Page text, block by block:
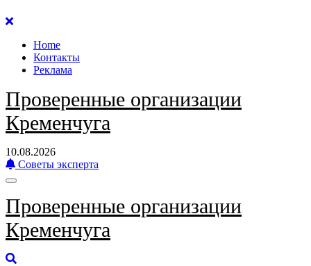
Перейти
содержанию
Home
Контакты
Реклама
Проверенные организации
Кременчуга
10.08.2026
Советы эксперта
Проверенные организации
Кременчуга